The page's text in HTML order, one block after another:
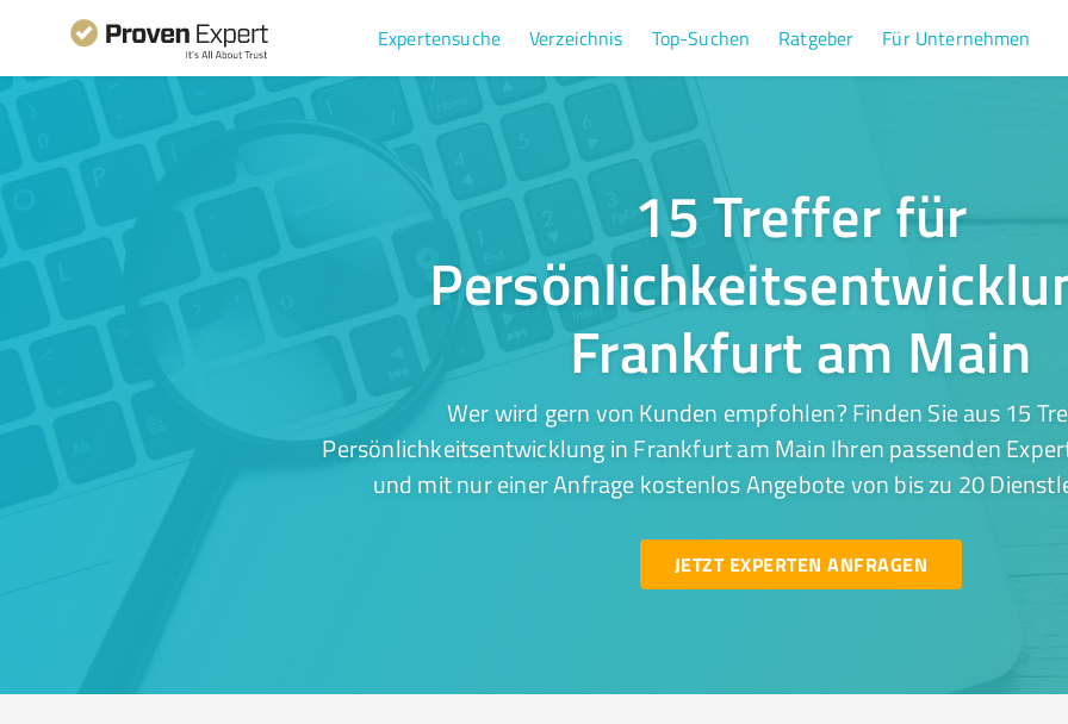
Expertensuche Verzeichnis Top-Suchen Ratgeber Für Unternehmen
15 Treffer für
Frankfurt am Main
Wer wird gern von Kunden empfohlen? Finden Sie aus 15
Persönlichkeitsentwicklung in Frankfurt am Main Ihren passenden
und mit nur einer Anfrage kostenlos Angebote von bis zu 20
JETZT EXPERTEN ANFRAGEN